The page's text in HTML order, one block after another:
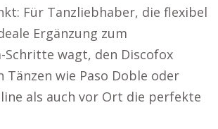
Für Tanzliebhaber, die flexibel
Ergänzung zum
Schritte wagt, den Discofox
wie Paso Doble oder
als auch vor Ort die perfekte